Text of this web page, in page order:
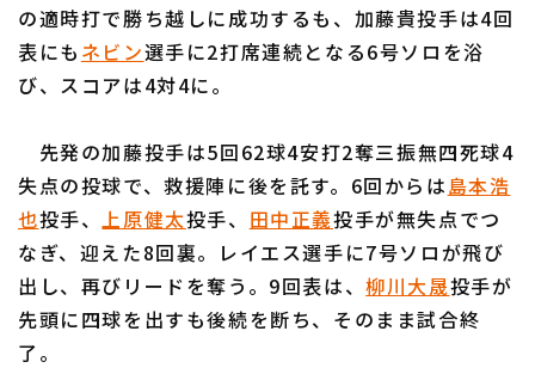
利用規約 プライバシーポリシー
運営会社（別ウィンドウで開く） よくある質問
の適時打で勝ち越しに成功するも、加藤貴投手は4回
表にも ネビン選手に2打席連続となる6号ソロを浴
び、スコアは4対4に。
先発の加藤投手は5回62球4安打2奪三振無四死球4
失点の投球で、救援陣に後を託す。6回からは島本浩
也投手、上原健太投手、 田中正義投手が無失点でつ
なぎ、迎えた8回裏。レイエス選手に7号ソロが飛び
出し、再びリードを奪う。9回表は、柳川大晟投手が
先頭に四球を出すも後続を断ち、そのまま試合終
了。